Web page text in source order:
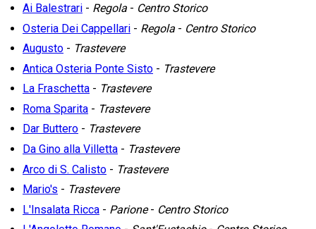
Ai Balestrari - Regola - Centro Storico
Osteria Dei Cappellari - Regola - Centro Storico
Augusto - Trastevere
Antica Osteria Ponte Sisto - Trastevere
La Fraschetta - Trastevere
Roma Sparita - Trastevere
Dar Buttero - Trastevere
Da Gino alla Villetta - Trastevere
Arco di S. Calisto - Trastevere
Mario's - Trastevere
L'Insalata Ricca - Parione- Centro Storico